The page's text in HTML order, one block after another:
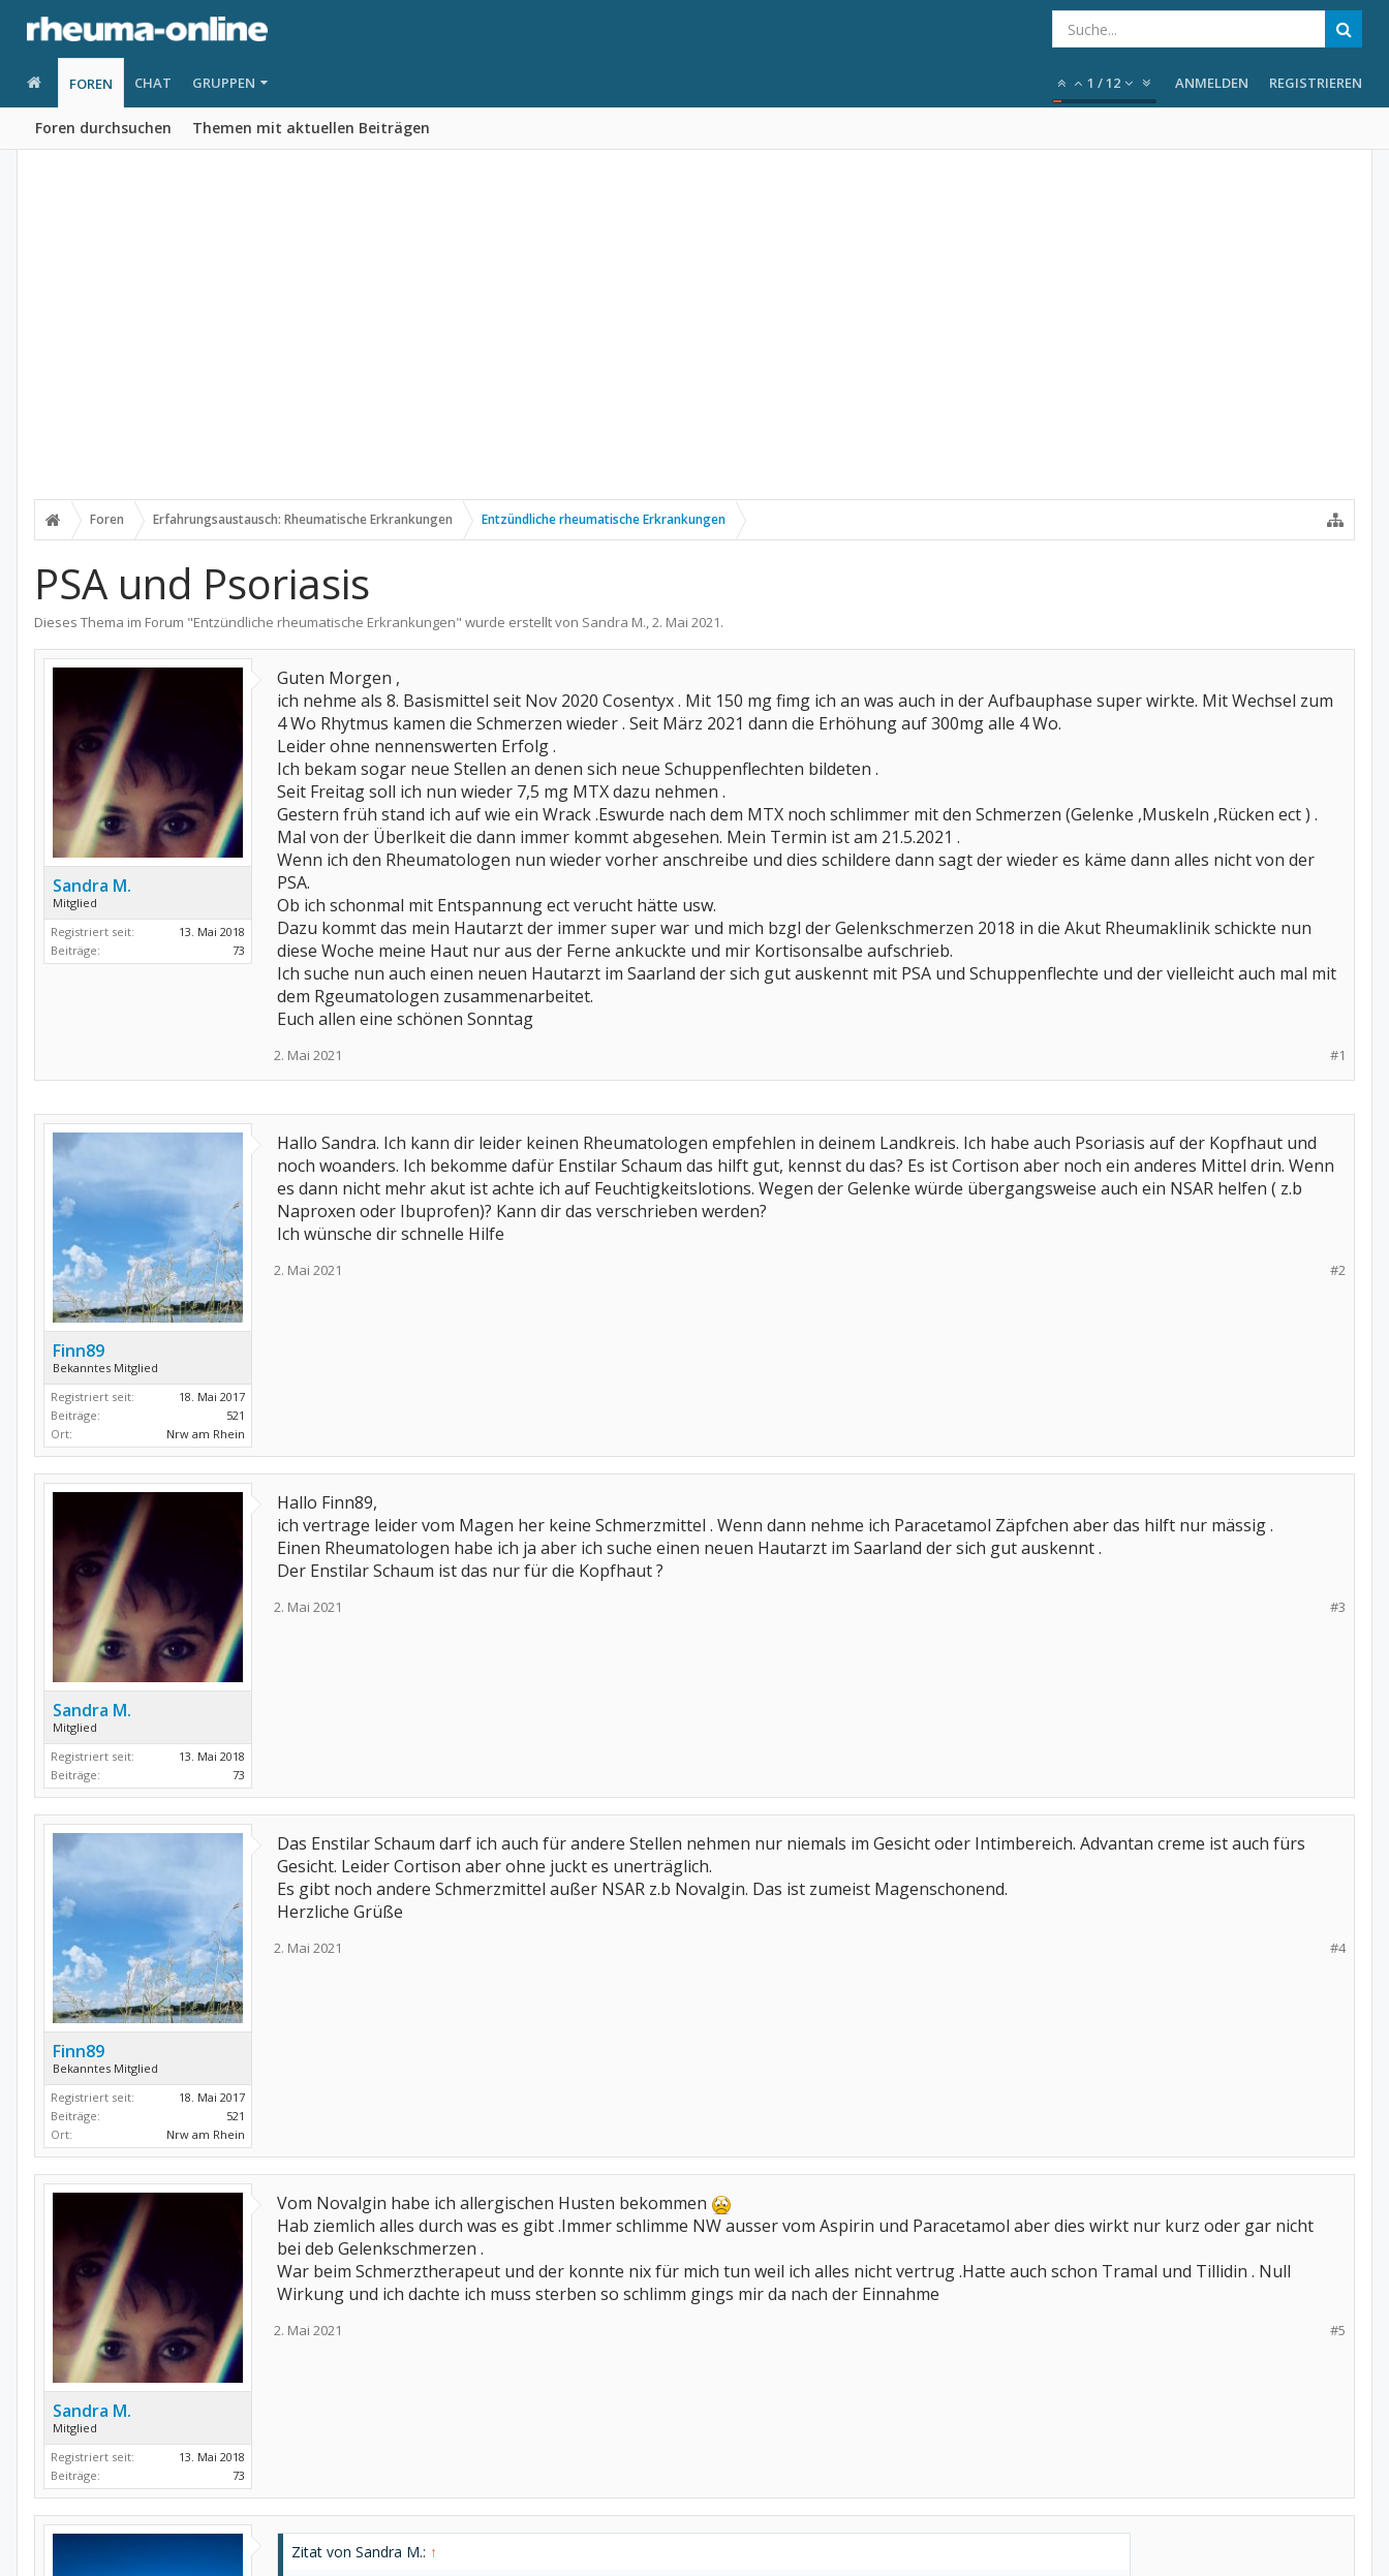
FOREN
Foren durchsuchen Themen mit aktuellen Beiträgen
CHAT GRUPPEN 1 /12 ANMELDEN REGISTRIEREN
Foren Erfahrungsaustausch: Rheumatische Erkrankungen Entzündliche rheumatische Erkrankungen
PSA und Psoriasis
Dieses Thema im Forum "Entzündliche rheumatische Erkrankungen" wurde erstellt von Sandra M.,2. Mai 2021.
Sandra M.
Mitglied
Registriert seit:
13. Mai 2018
Beiträge:
73
Guten Morgen ,
ich nehme als 8. Basismittel seit Nov 2020 Cosentyx . Mit 150 mg fimg ich an was auch in der Aufbauphase super wirkte. Mit Wechsel zum
4 Wo Rhytmus kamen die Schmerzen wieder . Seit März 2021 dann die Erhöhung auf 300mg alle 4 Wo.
Leider ohne nennenswerten Erfolg .
Ich bekam sogar neue Stellen an denen sich neue Schuppenflechten bildeten .
Seit Freitag soll ich nun wieder 7,5 mg MTX dazu nehmen .
Gestern früh stand ich auf wie ein Wrack .Eswurde nach dem MTX noch schlimmer mit den Schmerzen (Gelenke ,Muskeln ,Rücken ect ) .
Mal von der Überlkeit die dann immer kommt abgesehen. Mein Termin ist am 21.5.2021 .
Wenn ich den Rheumatologen nun wieder vorher anschreibe und dies schildere dann sagt der wieder es käme dann alles nicht von der
PSA.
Ob ich schonmal mit Entspannung ect verucht hätte usw.
Dazu kommt das mein Hautarzt der immer super war und mich bzgl der Gelenkschmerzen 2018 in die Akut Rheumaklinik schickte nun
diese Woche meine Haut nur aus der Ferne ankuckte und mir Kortisonsalbe aufschrieb.
Ich suche nun auch einen neuen Hautarzt im Saarland der sich gut auskennt mit PSA und Schuppenflechte und der vielleicht auch mal mit
dem Rgeumatologen zusammenarbeitet.
Euch allen eine schönen Sonntag
#1
2. Mai 2021
Finn89
Bekanntes Mitglied
Registriert seit:
18. Mai 2017
Beiträge:
521
Ort:
Nrw am Rhein
Hallo Sandra. Ich kann dir leider keinen Rheumatologen empfehlen in deinem Landkreis. Ich habe auch Psoriasis auf der Kopfhaut und
noch woanders. Ich bekomme dafür Enstilar Schaum das hilft gut, kennst du das? Es ist Cortison aber noch ein anderes Mittel drin. Wenn
es dann nicht mehr akut ist achte ich auf Feuchtigkeitslotions. Wegen der Gelenke würde übergangsweise auch ein NSAR helfen ( z.b
Naproxen oder Ibuprofen)? Kann dir das verschrieben werden?
Ich wünsche dir schnelle Hilfe
#2
2. Mai 2021
Sandra M.
Mitglied
Registriert seit:
13. Mai 2018
Beiträge:
73
Hallo Finn89,
ich vertrage leider vom Magen her keine Schmerzmittel . Wenn dann nehme ich Paracetamol Zäpfchen aber das hilft nur mässig .
Einen Rheumatologen habe ich ja aber ich suche einen neuen Hautarzt im Saarland der sich gut auskennt .
Der Enstilar Schaum ist das nur für die Kopfhaut ?
#3
2. Mai 2021
Finn89
Bekanntes Mitglied
Registriert seit:
18. Mai 2017
Beiträge:
521
Ort:
Nrw am Rhein
Das Enstilar Schaum darf ich auch für andere Stellen nehmen nur niemals im Gesicht oder Intimbereich. Advantan creme ist auch fürs
Gesicht. Leider Cortison aber ohne juckt es unerträglich.
Es gibt noch andere Schmerzmittel außer NSAR z.b Novalgin. Das ist zumeist Magenschonend.
Herzliche Grüße
#4
2. Mai 2021
Sandra M.
Mitglied
Registriert seit:
13. Mai 2018
Beiträge:
73
Vom Novalgin habe ich allergischen Husten bekommen
Hab ziemlich alles durch was es gibt .Immer schlimme NW ausser vom Aspirin und Paracetamol aber dies wirkt nur kurz oder gar nicht
bei deb Gelenkschmerzen .
War beim Schmerztherapeut und der konnte nix für mich tun weil ich alles nicht vertrug .Hatte auch schon Tramal und Tillidin . Null
Wirkung und ich dachte ich muss sterben so schlimm gings mir da nach der Einnahme
#5
2. Mai 2021
Zitat von Sandra M.: ↑